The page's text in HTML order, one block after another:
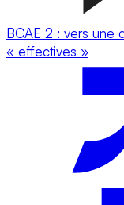
BCAE 2 : vers une
« effectives »